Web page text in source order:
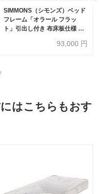
SIMMONS（シモンズ）ベッド
フレーム「オラール フラッ
ト」引出し付き 布床板仕様 全4
93,000 円
はこちらもおす